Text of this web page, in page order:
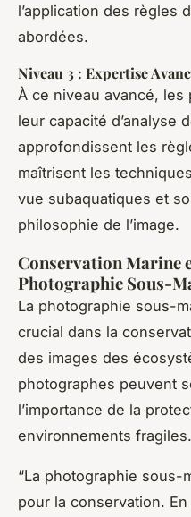
l’application des règles
abordées.
Niveau 3 : Expertise
À ce niveau avancé,
leur capacité d’analyse
approfondissent les
maîtrisent les
vue subaquatiques et
philosophie de l’image.
Conservation Marine
Photographie Sous-
La photographie sous-
crucial dans la
des images des
photographes peuvent
l’importance de la
environnements fragiles.
“La photographie sous-
pour la conservation.